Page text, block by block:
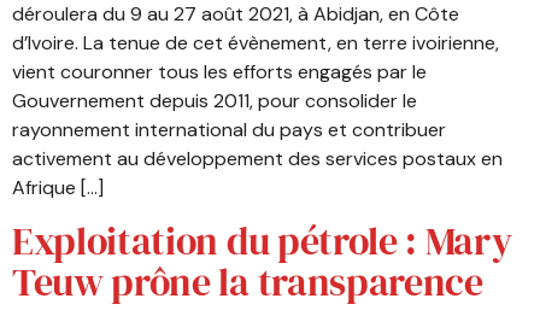
déroulera du 9 au 27 août 2021, à Abidjan, en Côte
d’Ivoire. La tenue de cet évènement, en terre ivoirienne,
vient couronner tous les efforts engagés par le
Gouvernement depuis 2011, pour consolider le
rayonnement international du pays et contribuer
activement au développement des services postaux en
Afrique […]
Exploitation du pétrole : Mary
Teuw prône la transparence